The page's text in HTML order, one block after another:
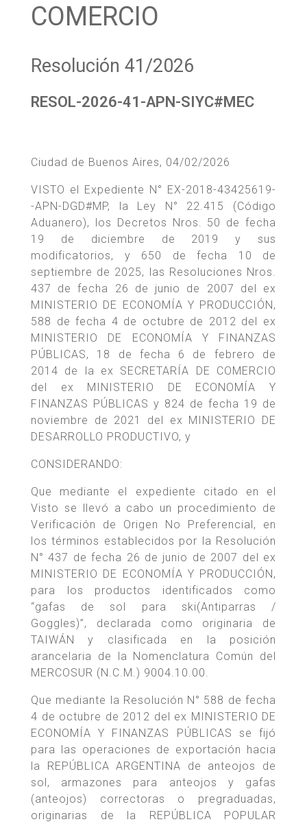
COMERCIO
Resolución 41/2026
RESOL-2026-41-APN-SIYC#MEC
Ciudad de Buenos Aires, 04/02/2026
VISTO el Expediente N° EX-2018-43425619-
-APN-DGD#MP, la Ley N° 22.415 (Código
Aduanero), los Decretos Nros. 50 de fecha
19 de diciembre de 2019 y sus
modificatorios, y 650 de fecha 10 de
septiembre de 2025, las Resoluciones Nros.
437 de fecha 26 de junio de 2007 del ex
MINISTERIO DE ECONOMÍA Y PRODUCCIÓN,
588 de fecha 4 de octubre de 2012 del ex
MINISTERIO DE ECONOMÍA Y FINANZAS
PÚBLICAS, 18 de fecha 6 de febrero de
2014 de la ex SECRETARÍA DE COMERCIO
del ex MINISTERIO DE ECONOMÍA Y
FINANZAS PÚBLICAS y 824 de fecha 19 de
noviembre de 2021 del ex MINISTERIO DE
DESARROLLO PRODUCTIVO, y
CONSIDERANDO:
Que mediante el expediente citado en el
Visto se llevó a cabo un procedimiento de
Verificación de Origen No Preferencial, en
los términos establecidos por la Resolución
N° 437 de fecha 26 de junio de 2007 del ex
MINISTERIO DE ECONOMÍA Y PRODUCCIÓN,
para los productos identificados como
“gafas de sol para ski(Antiparras /
Goggles)”, declarada como originaria de
TAIWÁN y clasificada en la posición
arancelaria de la Nomenclatura Común del
MERCOSUR (N.C.M.) 9004.10.00.
Que mediante la Resolución N° 588 de fecha
4 de octubre de 2012 del ex MINISTERIO DE
ECONOMÍA Y FINANZAS PÚBLICAS se fijó
para las operaciones de exportación hacia
la REPÚBLICA ARGENTINA de anteojos de
sol, armazones para anteojos y gafas
(anteojos) correctoras o pregraduadas,
originarias de la REPÚBLICA POPULAR